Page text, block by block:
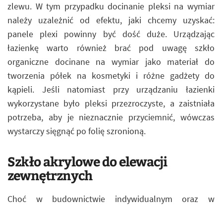
zlewu. W tym przypadku docinanie pleksi na wymiar
należy uzależnić od efektu, jaki chcemy uzyskać:
panele plexi powinny być dość duże. Urządzając
łazienkę warto również brać pod uwagę szkło
organiczne docinane na wymiar jako materiał do
tworzenia półek na kosmetyki i różne gadżety do
kąpieli. Jeśli natomiast przy urządzaniu łazienki
wykorzystane było pleksi przezroczyste, a zaistniała
potrzeba, aby je nieznacznie przyciemnić, wówczas
wystarczy sięgnąć po folię szronioną.
Szkło akrylowe do elewacji
zewnętrznych
Choć w budownictwie indywidualnym oraz w